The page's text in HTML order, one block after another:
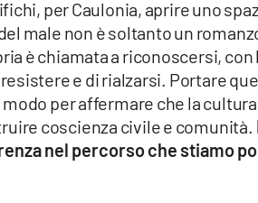
per Caulonia, aprire uno
male non è soltanto un
è chiamata a riconoscersi,
e di rialzarsi. Portare
per affermare che la
coscienza civile e comunità.
nel percorso che stiamo